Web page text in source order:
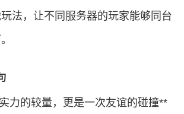
法，让不同服务器的玩家能够同台
力的较量，更是一次友谊的碰撞**